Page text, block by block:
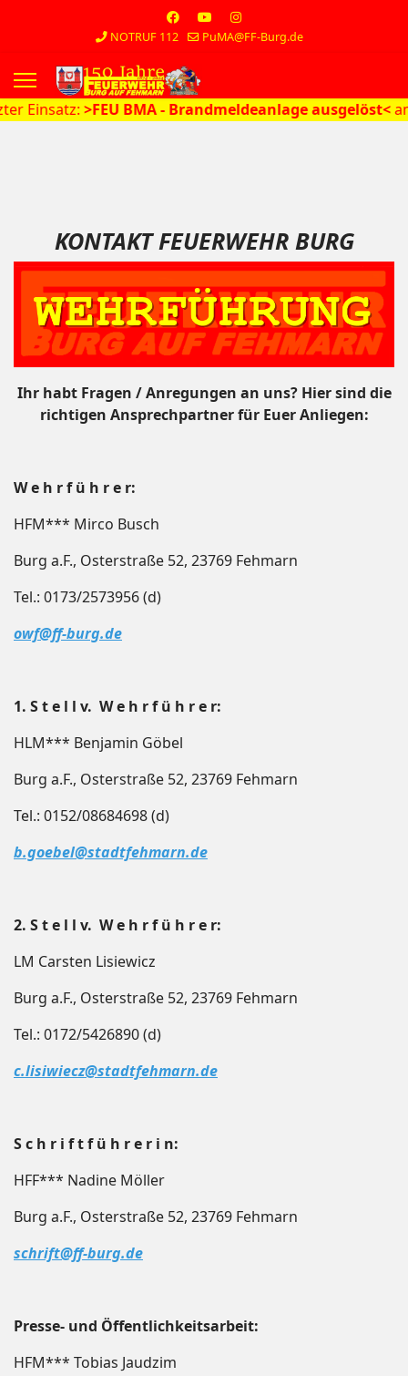
NOTRUF 112 PuMA@FF-Burg.de
>FEU BMA - Brandmeldeanlage ausgelöst<am
KONTAKT FEUERWEHR BURG
Ihr habt Fragen / Anregungen an uns? Hier sind die
richtigen Ansprechpartner für Euer Anliegen:
W e h r f ü h r e r:
HFM*** Mirco Busch
Burg a.F., Osterstraße 52, 23769 Fehmarn
Tel.: 0173/2573956 (d)
owf@ff-burg.de
1. S t e l l v. W e h r f ü h r e r:
HLM*** Benjamin Göbel
Burg a.F., Osterstraße 52, 23769 Fehmarn
Tel.: 0152/08684698 (d)
b.goebel@stadtfehmarn.de
2. S t e l l v. W e h r f ü h r e r:
LM Carsten Lisiewicz
Burg a.F., Osterstraße 52, 23769 Fehmarn
Tel.: 0172/5426890 (d)
c.lisiwiecz@stadtfehmarn.de
S c h r i f t f ü h r e r i n:
HFF*** Nadine Möller
Burg a.F., Osterstraße 52, 23769 Fehmarn
schrift@ff-burg.de
Presse- und Öffentlichkeitsarbeit:
HFM*** Tobias Jaudzim